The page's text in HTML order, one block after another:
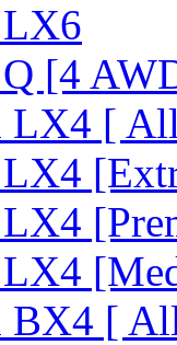
[4
LX4 [
LX4
BX4 [